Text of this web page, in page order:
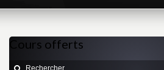
Cours offerts